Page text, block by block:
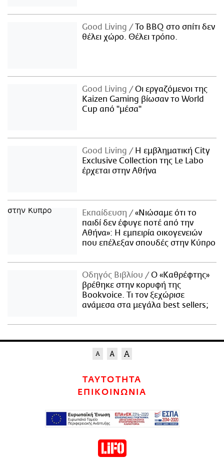
Good Living
Το BBQ στο σπίτι δεν
θέλει χώρο. Θέλει τρόπο.
Good Living
Οι εργαζόμενοι της
Kaizen Gaming βίωσαν το World
Cup από "μέσα"
Good Living
Η εμβληματική City
Exclusive Collection της Le Labo
έρχεται στην Αθήνα
Εκπαίδευση
«Νιώσαμε ότι το
παιδί δεν έφυγε ποτέ από την
Αθήνα»: Η εμπειρία οικογενειών
που επέλεξαν σπουδές στην Κύπρο
Οδηγός Βιβλίου
Ο «Καθρέφτης»
βρέθηκε στην κορυφή της
Bookvoice. Τι τον ξεχώρισε
ανάμεσα στα μεγάλα best sellers;
ΤΑΥΤΟΤΗΤΑ
ΕΠΙΚΟΙΝΩΝΙΑ